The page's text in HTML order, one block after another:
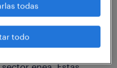
trabajar en una
logístico en la
todas
todo